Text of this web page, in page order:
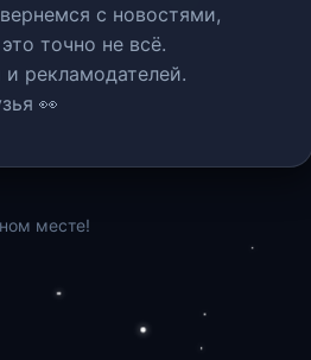
c новостями,
точно не всё.
и рекламодателей.
👀
месте!